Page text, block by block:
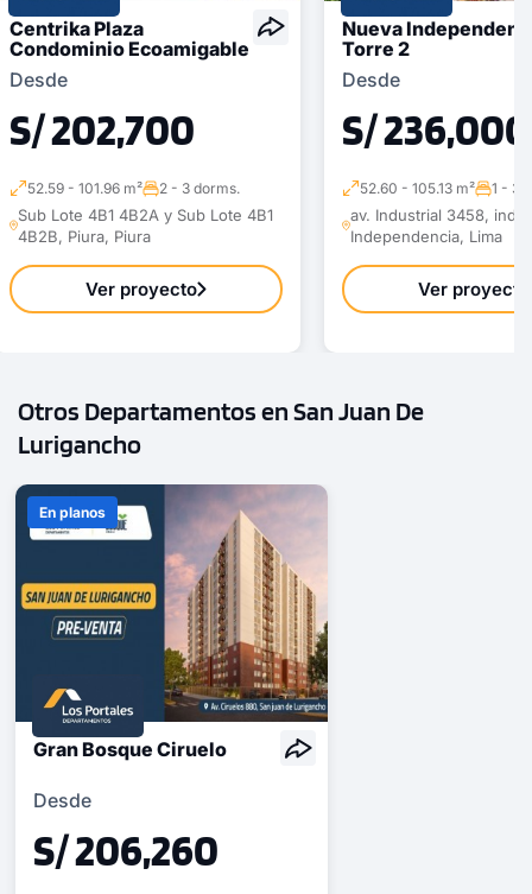
Centrika Plaza
Condominio Ecoamigable
Desde
S/ 202,700
52.59 - 101.96 m² 2 - 3 dorms.
Sub Lote 4B1 4B2A y Sub Lote 4B1
4B2B, Piura, Piura
Ver proyecto
Nueva
Torre 2
Desde
S/ 236,000
52.60 - 105.13 m² 1 - 3
av. Industrial 3458,
Independencia, Lima
Ver proyecto
Otros Departamentos en San Juan De
Lurigancho
En planos
Gran Bosque Ciruelo
Desde
S/ 206,260